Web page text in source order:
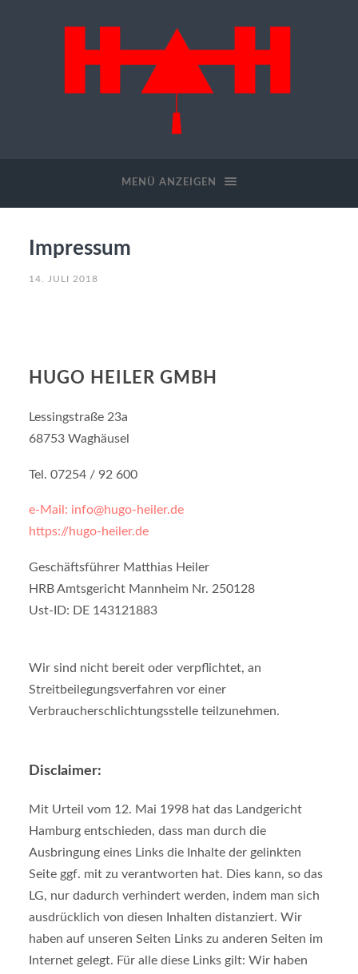
MENÜ ANZEIGEN
Impressum
14. JULI 2018
HUGO HEILER GMBH
Lessingstraße 23a
68753 Waghäusel
Tel. 07254 / 92 600
e-Mail: info@hugo-heiler.de
https://hugo-heiler.de
Geschäftsführer Matthias Heiler
HRB Amtsgericht Mannheim Nr. 250128
Ust-ID: DE 143121883
Wir sind nicht bereit oder verpflichtet, an
Streitbeilegungsverfahren vor einer
Verbraucherschlichtungsstelle teilzunehmen.
Disclaimer:
Mit Urteil vom 12. Mai 1998 hat das Landgericht
Hamburg entschieden, dass man durch die
Ausbringung eines Links die Inhalte der gelinkten
Seite ggf. mit zu verantworten hat. Dies kann, so das
LG, nur dadurch verhindert werden, indem man sich
ausdrücklich von diesen Inhalten distanziert. Wir
haben auf unseren Seiten Links zu anderen Seiten im
Internet gelegt. Für alle diese Links gilt: Wir haben